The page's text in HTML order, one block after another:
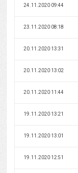
24.11.2020 09:44
23.11.2020 08:18
20.11.2020 13:31
20.11.2020 13:02
20.11.2020 11:44
19.11.2020 13:21
19.11.2020 13:01
19.11.2020 12:51